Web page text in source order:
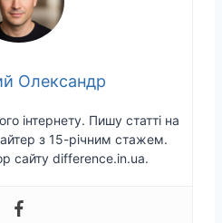
Олександр
інтернету. Пишу статті на
з 15-річним стажем.
сайту difference.in.ua.